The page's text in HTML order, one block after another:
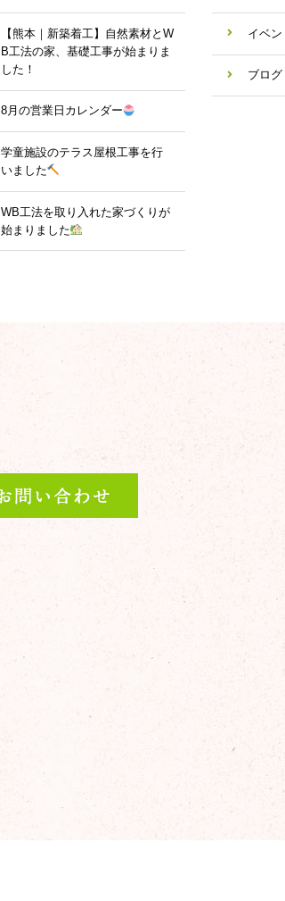
【熊本｜新築着工】自然素材とW
B工法の家、基礎工事が始まりま
した！
8月の営業日カレンダー
学童施設のテラス屋根工事を行
いました
WB工法を取り入れた家づくりが
始まりました
イベン
ブログ